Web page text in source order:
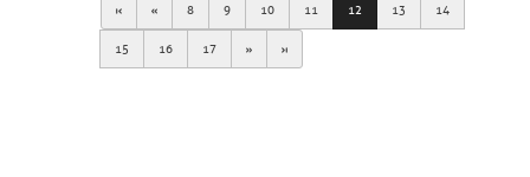
First Previous
8 9 10 11 12 13 14
15 16 17 Next Last